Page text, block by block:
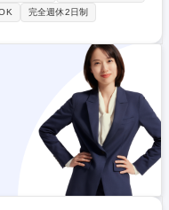
応などもお任せします ※地道
業の成長や応募者の人生に
完全週休2日制